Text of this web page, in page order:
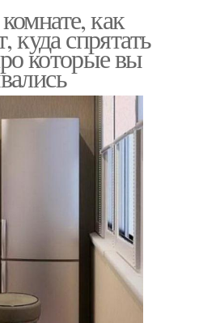
как
куда спрятать
которые вы